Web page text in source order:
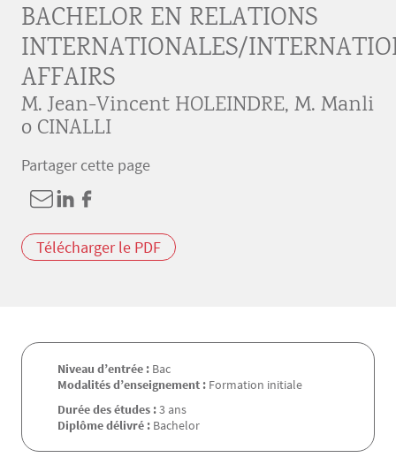
BACHELOR EN RELATIONS
INTERNATIONALES/
AFFAIRS
M. Jean-Vincent HOLEINDRE, M. Manli
o CINALLI
Partager cette page
Télécharger le PDF
Niveau d’entrée : Bac
Modalités d’enseignement : Formation initiale
Durée des études :3 ans
Diplôme délivré : Bachelor